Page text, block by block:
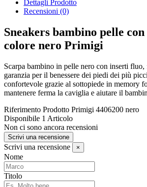
Dettagli Prodotto
Recensioni (0)
Sneakers bambino pelle
colore nero Primigi
Scarpa bambino in pelle nero con inserti
garanzia per il benessere dei piedi dei più
confortevole grazie al sottopiede in memory
mantenere ferma la caviglia e aiutare il
Riferimento Prodotto Primigi 4406200 nero
Disponibile 1 Articolo
Non ci sono ancora recensioni
Scrivi una recensione
Scrivi una recensione ×
Nome
Titolo